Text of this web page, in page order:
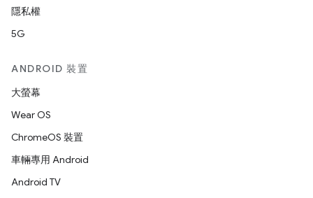
隱私權
5G
ANDROID 裝置
大螢幕
Wear OS
ChromeOS 裝置
車輛專用 Android
Android TV